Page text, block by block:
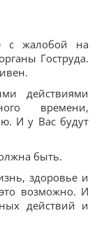
с жалобой на
Гоструда.
действиями
времени,
И у Вас будут
быть.
здоровье и
возможно. И
действий и